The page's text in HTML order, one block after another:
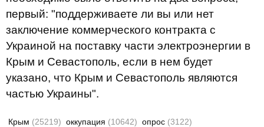
первый: "поддерживаете ли вы или нет
заключение коммерческого контракта с
Украиной на поставку части электроэнергии в
Крым и Севастополь, если в нем будет
указано, что Крым и Севастополь являются
частью Украины".
Крым (25219) оккупация (10642) опрос (3122)